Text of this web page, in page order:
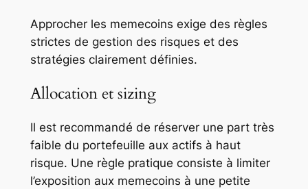
Approcher les memecoins exige des règles
strictes de gestion des risques et des
stratégies clairement définies.
Allocation et sizing
Il est recommandé de réserver une part très
faible du portefeuille aux actifs à haut
risque. Une règle pratique consiste à limiter
l’exposition aux memecoins à une petite